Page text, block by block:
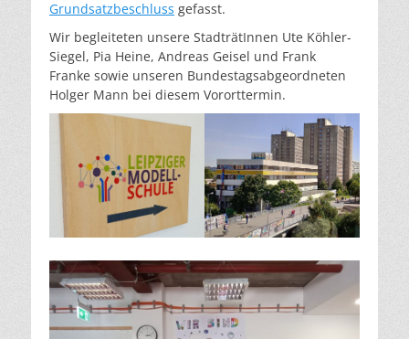
Grundsatzbeschluss gefasst.
Wir begleiteten unsere StadträtInnen Ute Köhler-
Siegel, Pia Heine, Andreas Geisel und Frank
Franke sowie unseren Bundestagsabgeordneten
Holger Mann bei diesem Vororttermin.